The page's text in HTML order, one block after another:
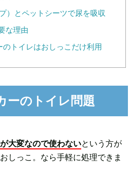
）とペットシーツで尿を吸収
な理由
のトイレはおしっこだけ利用
ーのトイレ問題
大変なので使わないという方が
しっこ。なら手軽に処理できま